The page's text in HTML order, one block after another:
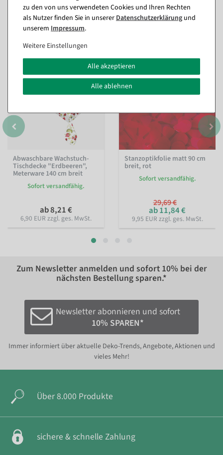
Passende Artikel zu diesem Produkt
Abwaschbare Wachstuch-
Tischdecke "Erdbeeren",
Meterware 140 cm breit
Sofort versandfähig.
ab 8,21 €
6,90 EUR zzgl. ges. MwSt.
Stanzoptikfolie matt 90 cm
breit, rot
Sofort versandfähig.
29,69 €
ab 11,84 €
9,95 EUR zzgl. ges. MwSt.
Zum Newsletter anmelden und sofort 10% bei der
nächsten Bestellung sparen.*
Newsletter abonnieren und sofort
10% SPAREN*
Immer informiert über aktuelle Deko-Trends, Angebote, Aktionen und
vieles Mehr!
Über 8.000 Produkte
sichere & schnelle Zahlung
zu den von uns verwendeten Cookies und Ihren Rechten
als Nutzer finden Sie in unsererDaten­schutz­erklärung und
unserem Impressum.
Weitere Einstellungen
Alle akzeptieren
Alle ablehnen